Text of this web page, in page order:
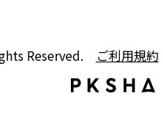
Reserved. ご利用規約